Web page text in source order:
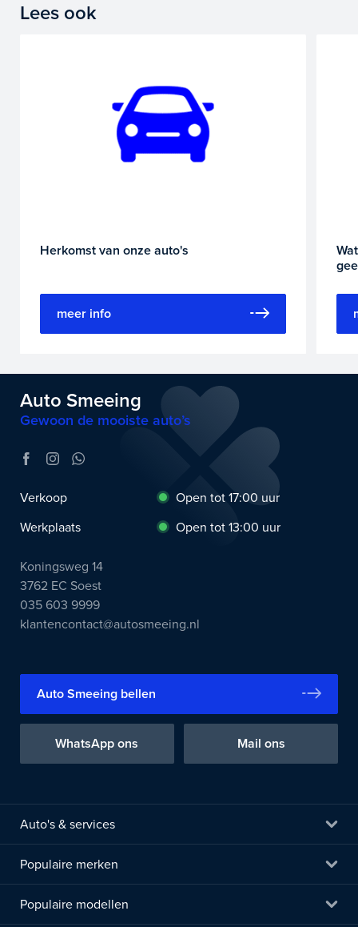
Lees ook
Herkomst van onze auto's
meer info
Auto Smeeing
Gewoon de mooiste auto’s
Verkoop
Open tot 17:00 uur
Werkplaats
Open tot 13:00 uur
Koningsweg 14
3762 EC Soest
035 603 9999
klantencontact@autosmeeing.nl
Auto Smeeing bellen
WhatsApp ons Mail ons
Auto's & services
Populaire merken
Populaire modellen